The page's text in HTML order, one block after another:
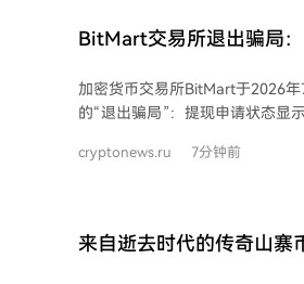
BitMart交易所退出骗局
加密货币交易所BitMart于2026
的“退出骗局”：提现申请状态显示完成，资金
2027年1月31日正式关闭。然而
80.5万美元，与用户声称的数十
户组成的群体声称共损失约370万美元。 链上数据证实，BitMart的
cryptonews.ru 7分钟前
来自逝去时代的传奇山寨